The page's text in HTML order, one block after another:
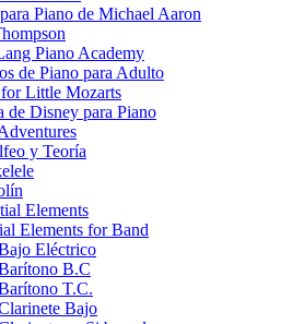
Piano de Michael Aaron
Piano Academy
de Piano para Adulto
Little Mozarts
de Disney para Piano
y Teoría
Elements
Elements for Band
Eléctrico
B.C
T.C.
Bajo